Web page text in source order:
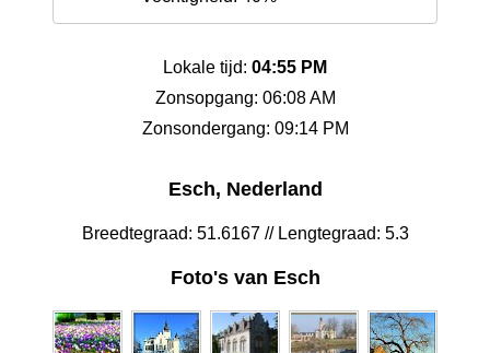
Lokale tijd: 04:55 PM
Zonsopgang: 06:08 AM
Zonsondergang: 09:14 PM
Esch, Nederland
Breedtegraad: 51.6167 // Lengtegraad: 5.3
Foto's van Esch